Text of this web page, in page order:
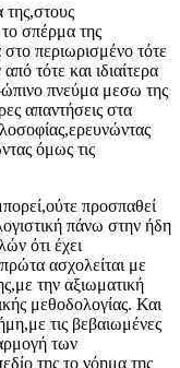
της,στους
σπέρμα της
στο περιωρισμένο τότε
τότε και ιδιαίτερα
πνεύμα μεσω της
απαντήσεις στα
όμως τις
προσπαθεί
πάνω στην ήδη
ότι έχει
ασχολείται με
την αξιωματική
μεθοδολογίας. Και
τις βεβαιωμένες
των
της το νόημα της